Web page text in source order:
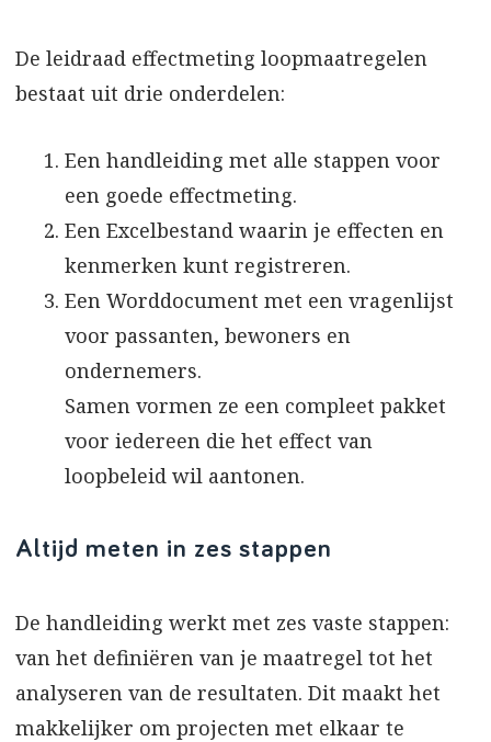
De leidraad effectmeting loopmaatregelen
bestaat uit drie onderdelen:
Een handleiding met alle stappen voor
een goede effectmeting.
Een Excelbestand waarin je effecten en
kenmerken kunt registreren.
Een Worddocument met een vragenlijst
voor passanten, bewoners en
ondernemers.
Samen vormen ze een compleet pakket
voor iedereen die het effect van
loopbeleid wil aantonen.
Altijd meten in zes stappen
De handleiding werkt met zes vaste stappen:
van het definiëren van je maatregel tot het
analyseren van de resultaten. Dit maakt het
makkelijker om projecten met elkaar te